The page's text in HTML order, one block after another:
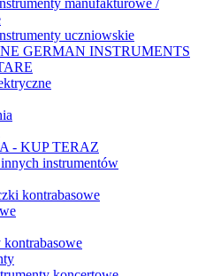
manufakturowe /
uczniowskie
GERMAN INSTRUMENTS
- KUP TERAZ
instrumentów
kontrabasowe